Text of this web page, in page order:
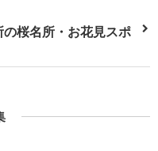
桜名所・お花見スポ